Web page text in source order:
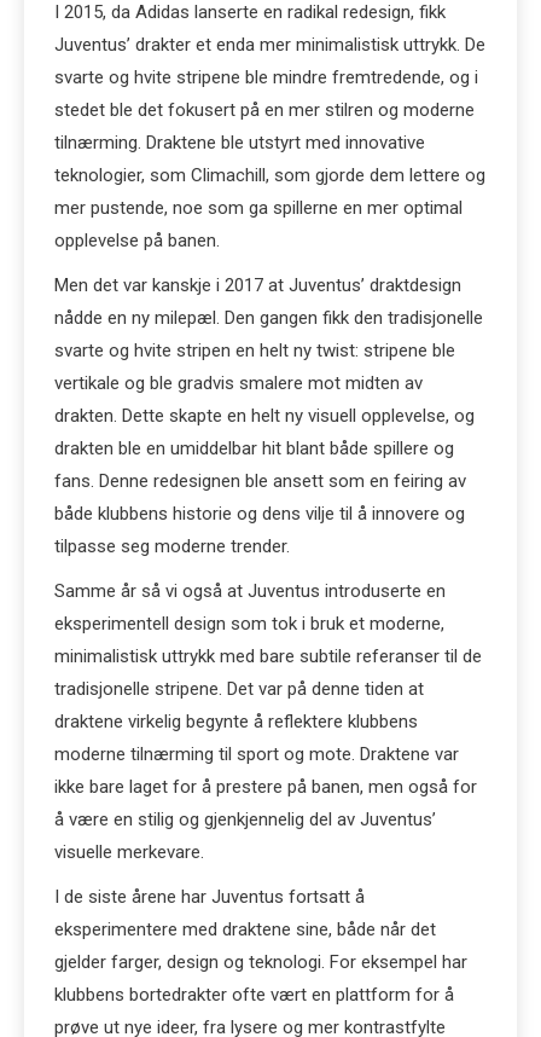
I 2015, da Adidas lanserte en radikal redesign, fikk
Juventus’ drakter et enda mer minimalistisk uttrykk. De
svarte og hvite stripene ble mindre fremtredende, og i
stedet ble det fokusert på en mer stilren og moderne
tilnærming. Draktene ble utstyrt med innovative
teknologier, som Climachill, som gjorde dem lettere og
mer pustende, noe som ga spillerne en mer optimal
opplevelse på banen.
Men det var kanskje i 2017 at Juventus’ draktdesign
nådde en ny milepæl. Den gangen fikk den tradisjonelle
svarte og hvite stripen en helt ny twist: stripene ble
vertikale og ble gradvis smalere mot midten av
drakten. Dette skapte en helt ny visuell opplevelse, og
drakten ble en umiddelbar hit blant både spillere og
fans. Denne redesignen ble ansett som en feiring av
både klubbens historie og dens vilje til å innovere og
tilpasse seg moderne trender.
Samme år så vi også at Juventus introduserte en
eksperimentell design som tok i bruk et moderne,
minimalistisk uttrykk med bare subtile referanser til de
tradisjonelle stripene. Det var på denne tiden at
draktene virkelig begynte å reflektere klubbens
moderne tilnærming til sport og mote. Draktene var
ikke bare laget for å prestere på banen, men også for
å være en stilig og gjenkjennelig del av Juventus’
visuelle merkevare.
I de siste årene har Juventus fortsatt å
eksperimentere med draktene sine, både når det
gjelder farger, design og teknologi. For eksempel har
klubbens bortedrakter ofte vært en plattform for å
prøve ut nye ideer, fra lysere og mer kontrastfylte